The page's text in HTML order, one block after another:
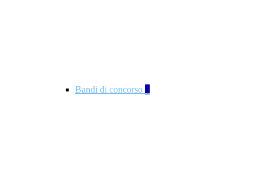
Bandi di concorso 2